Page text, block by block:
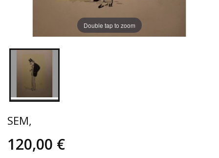
Double tap to zoom
SEM,
120,00 €